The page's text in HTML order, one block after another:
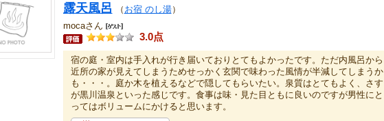
露天風呂 （ お宿 のし湯）
mocaさん
3.0点
宿の庭・室内は手入れが行き届いておりとてもよかったです。ただ内風呂から
近所の家が見えてしまうためせっかく玄関で味わった風情が半減してしまうか
も・・・。庭か木を植えるなどで隠してもらいたい。泉質はとてもよく、さす
が黒川温泉といった感じです。食事は味・見た目ともに良いのですが男性にと
ってはボリュームにかけると思います。